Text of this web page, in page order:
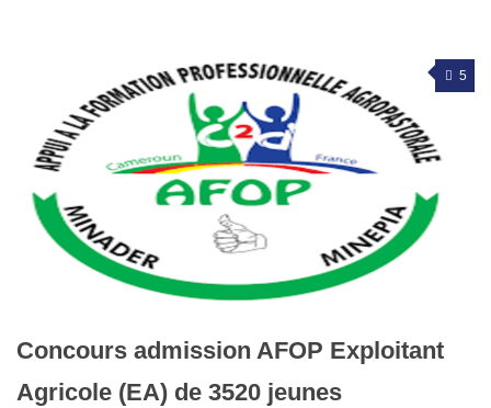
5
Concours admission AFOP Exploitant
Agricole (EA) de 3520 jeunes